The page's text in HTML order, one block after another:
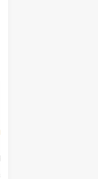
response,